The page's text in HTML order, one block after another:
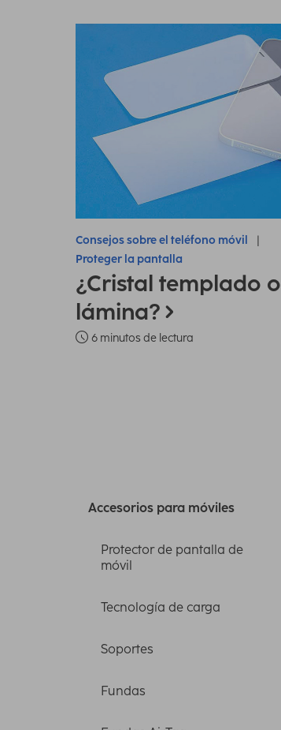
Consejos sobre el teléfono móvil
Proteger la pantalla
¿Cristal templado o
lámina?
6 minutos de lectura
Accesorios para móviles
Protector de pantalla de
móvil
Tecnología de carga
Soportes
Fundas